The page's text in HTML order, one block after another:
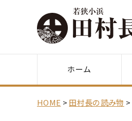
ホーム
HOME 田村長の読み物